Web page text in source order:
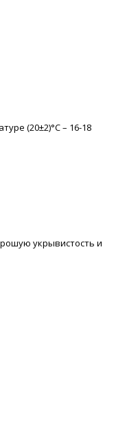
(20±2)°С – 16-18
укрывистость и